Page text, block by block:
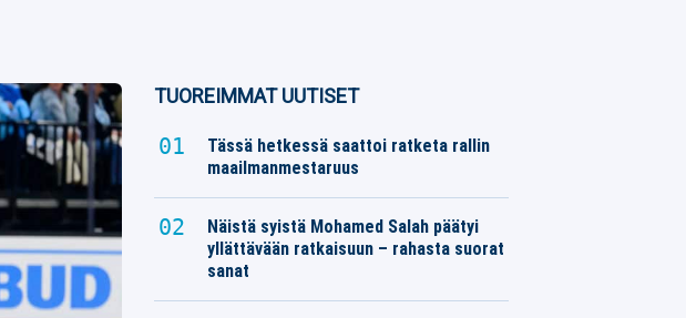
TUOREIMMAT UUTISET
Tässä hetkessä saattoi ratketa rallin
maailmanmestaruus
Näistä syistä Mohamed Salah päätyi
yllättävään ratkaisuun – rahasta suorat
sanat